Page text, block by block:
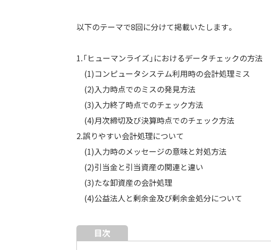
以下のテーマで8回に分けて掲載いたします。
1.「ヒューマンライズ」におけるデータチェックの方法
(1)コンピュータシステム利用時の会計処理ミス
(2)入力時点でのミスの発見方法
(3)入力終了時点でのチェック方法
(4)月次締切及び決算時点でのチェック方法
2.誤りやすい会計処理について
(1)入力時のメッセージの意味と対処方法
(2)引当金と引当資産の関連と違い
(3)たな卸資産の会計処理
(4)公益法人と剰余金及び剰余金処分について
目次